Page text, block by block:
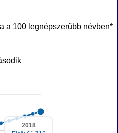
a 100 legnépszerűbb névben*
2018